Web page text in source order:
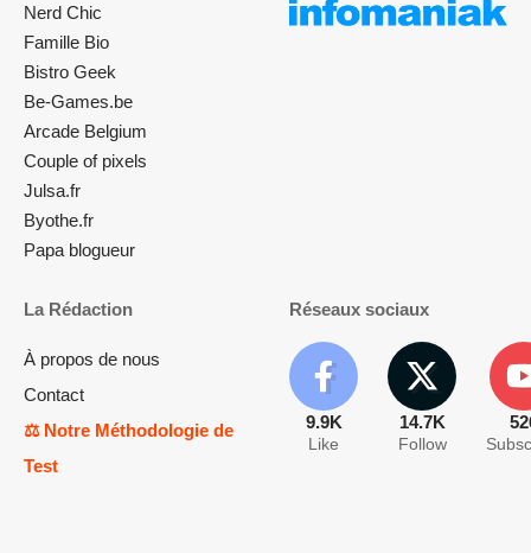
Nerd Chic
Famille Bio
Bistro Geek
Be-Games.be
Arcade Belgium
Couple of pixels
Julsa.fr
Byothe.fr
Papa blogueur
La Rédaction
À propos de nous
Contact
⚖️ Notre Méthodologie de
Test
Réseaux sociaux
9.9K
Like
14.7K
Follow